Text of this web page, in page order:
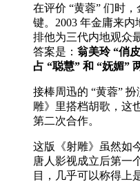
在评价 “黄蓉” 们时
键。2003 年金庸来
排他为三代内地观众
答案是： 翁美玲 “俏
占 “聪慧” 和 “妩媚”
接棒周迅的 “黄蓉”
雕》里搭档胡歌，这
第二次合作。
这版《射雕》虽然如
唐人影视成立后第一
目，几乎可以称得上